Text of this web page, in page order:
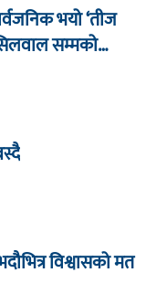
भयो ‘तीज
सम्मको
विश्वासको मत